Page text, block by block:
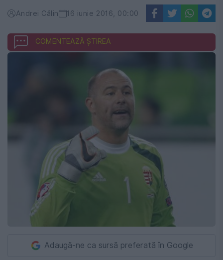
Zilei
Andrei Călin 16 iunie 2016, 00:00
COMENTEAZĂ ȘTIREA
Adaugă-ne ca sursă preferată în Google